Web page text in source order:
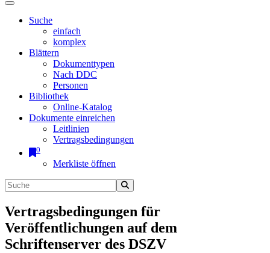
Suche
einfach
komplex
Blättern
Dokumenttypen
Nach DDC
Personen
Bibliothek
Online-Katalog
Dokumente einreichen
Leitlinien
Vertragsbedingungen
0
Merkliste öffnen
Vertragsbedingungen für
Veröffentlichungen auf dem
Schriftenserver des DSZV